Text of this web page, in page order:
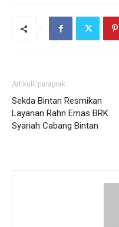
Artikulli paraprak
Sekda Bintan Resmikan
Layanan Rahn Emas BRK
Syariah Cabang Bintan